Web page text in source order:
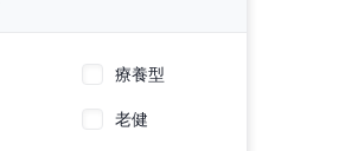
療養型
老健